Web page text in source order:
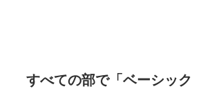
すべての部で「ベーシック